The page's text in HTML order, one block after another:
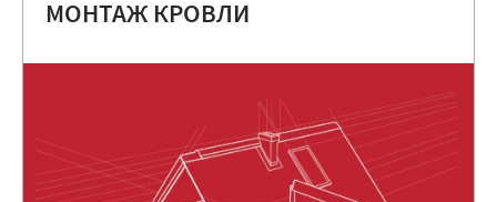
МОНТАЖ КРОВЛИ